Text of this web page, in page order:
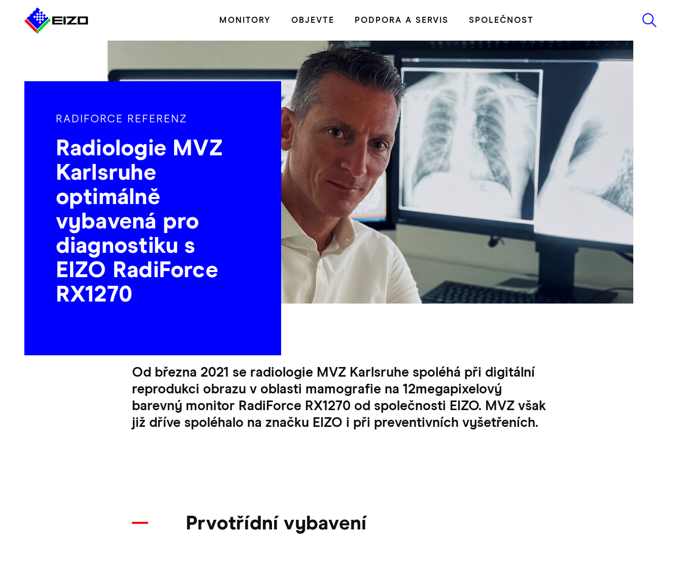
MONITORY OBJEVTE PODPORA A SERVIS SPOLEČNOST
RADIFORCE REFERENZ
Radiologie MVZ
Karlsruhe
optimálně
vybavená pro
diagnostiku s
EIZO RadiForce
RX1270
Od března 2021 se radiologie MVZ Karlsruhe spoléhá při digitální
reprodukci obrazu v oblasti mamografie na 12megapixelový
barevný monitor RadiForce RX1270 od společnosti EIZO. MVZ však
již dříve spoléhalo na značku EIZO i při preventivních vyšetřeních.
Prvotřídní vybavení